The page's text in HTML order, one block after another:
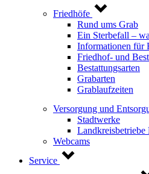
Friedhöfe
Rund ums Grab
Ein Sterbefall –
Informationen für
Friedhof- und
Bestattungsarten
Grabarten
Grablaufzeiten
Versorgung und
Stadtwerke
Landkreisbetriebe
Webcams
Service